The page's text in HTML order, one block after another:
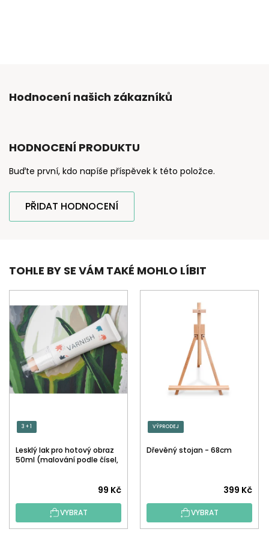
Hodnocení našich zákazníků
HODNOCENÍ PRODUKTU
Buďte první, kdo napíše příspěvek k této položce.
PŘIDAT HODNOCENÍ
TOHLE BY SE VÁM TAKÉ MOHLO LÍBIT
3 + 1
Lesklý lak pro hotový obraz
50ml (malování podle čísel,
hodnocení
produktu
je
99 Kč
VYBRAT
VÝPRODEJ
Dřevěný stojan - 68cm
399 Kč
VYBRAT